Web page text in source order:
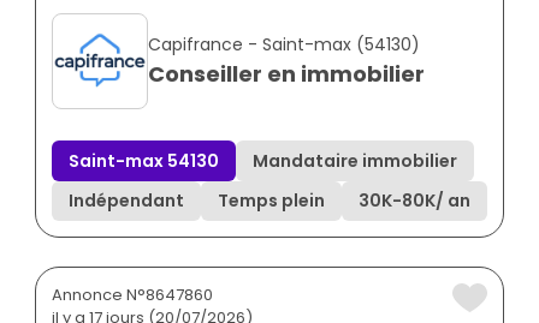
Capifrance - Saint-max (54130)
Conseiller en immobilier
Saint-max 54130
Mandataire immobilier
Indépendant
Temps plein 30K-80K/ an
Annonce N°8647860
il y a 17 jours (20/07/2026)